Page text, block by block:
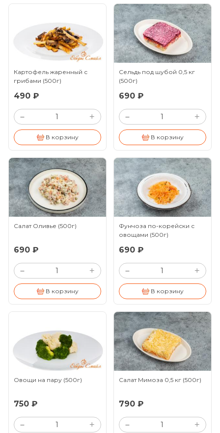
Картофель жаренный с
грибами (500г)
490 ₽
– +
В корзину
Сельдь под шубой 0,5 кг
(500г)
690 ₽
– +
В корзину
Салат Оливье (500г)
690 ₽
– +
В корзину
Фунчоза по-корейски с
овощами (500г)
690 ₽
– +
В корзину
Овощи на пару (500г)
750 ₽
– +
Салат Мимоза 0,5 кг (500г)
790 ₽
– +